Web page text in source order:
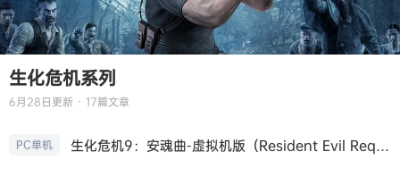
生化危机系列
6月28日更新 · 17篇文章
PC单机 生化危机9：安魂曲-虚拟机版（Resident Evil Requiem HYPERVISOR）免安装中文版